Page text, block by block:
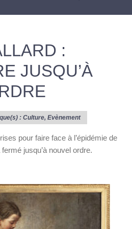
:
JUSQU’À
: Culture, Evènement
pour faire face à l’épidémie de
jusqu’à nouvel ordre.